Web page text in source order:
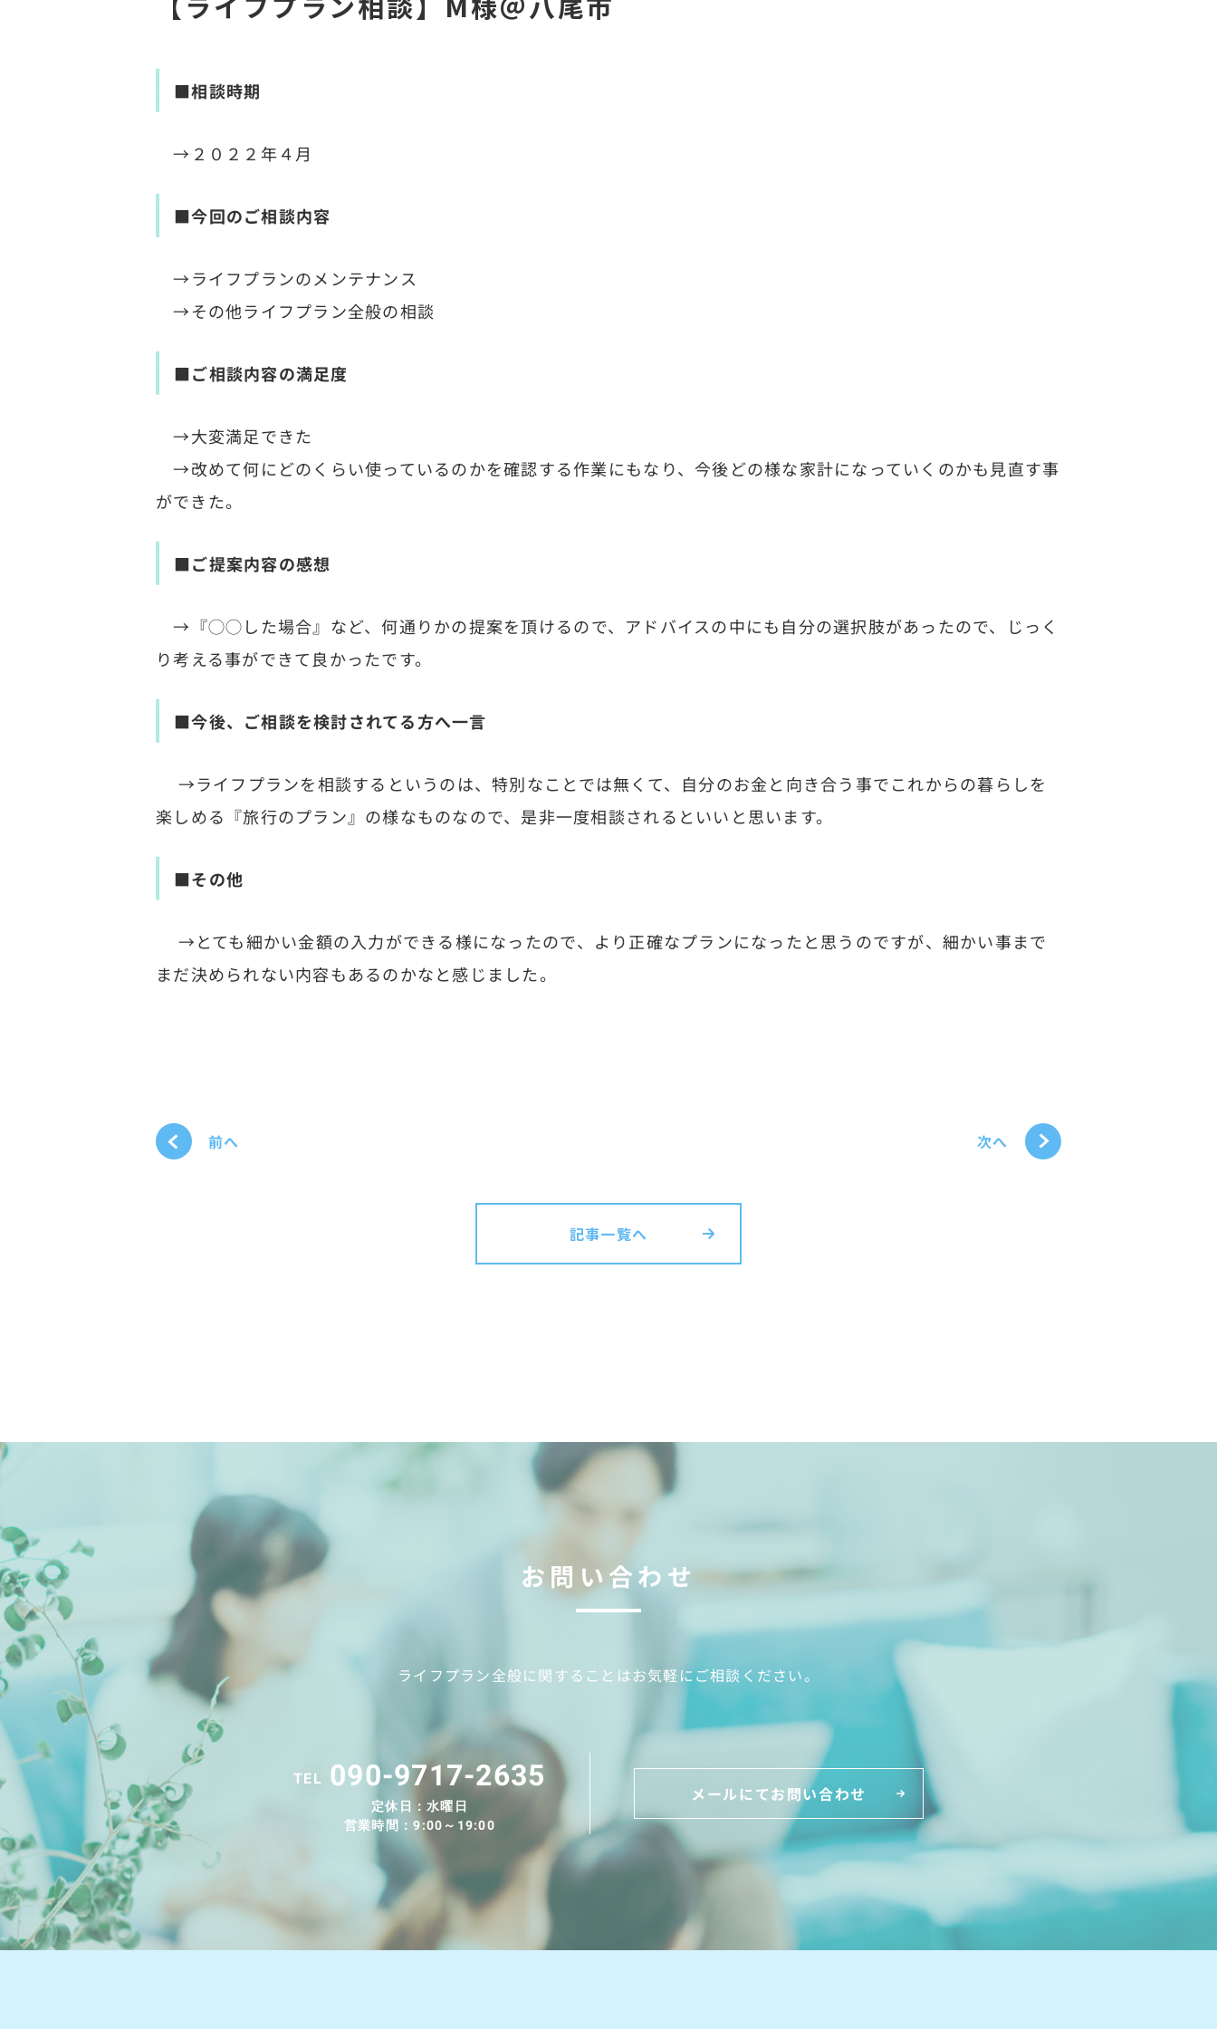
■相談時期
→２０２２年４月
■今回のご相談内容
→ライフプランのメンテナンス
→その他ライフプラン全般の相談
■ご相談内容の満足度
→大変満足できた
→改めて何にどのくらい使っているのかを確認する作業にもなり、今後どの様な家計になっていくのかも見直す事
ができた。
■ご提案内容の感想
→『◯◯した場合』など、何通りかの提案を頂けるので、アドバイスの中にも自分の選択肢があったので、じっく
り考える事ができて良かったです。
■今後、ご相談を検討されてる方へ一言
→ライフプランを相談するというのは、特別なことでは無くて、自分のお金と向き合う事でこれからの暮らしを
楽しめる『旅行のプラン』の様なものなので、是非一度相談されるといいと思います。
■その他
→とても細かい金額の入力ができる様になったので、より正確なプランになったと思うのですが、細かい事まで
まだ決められない内容もあるのかなと感じました。
前へ
記事一覧へ
次へ
お問い合わせ
ライフプラン全般に関することはお気軽にご相談ください。
TEL 090-9717-2635
定休日：水曜日
営業時間：9:00～19:00
メールにてお問い合わせ